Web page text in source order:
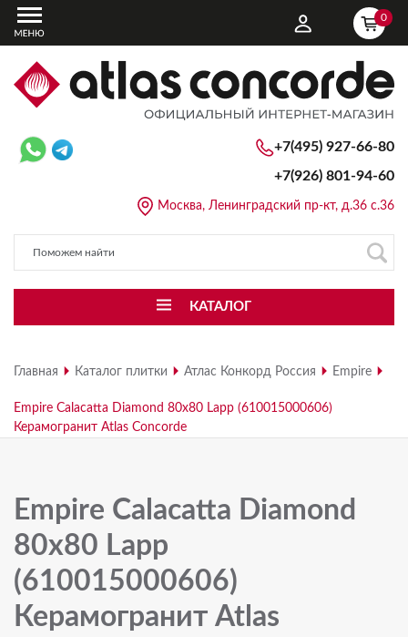
0
Москва, Ленинградский пр-кт, д.36 с.36
КАТАЛОГ
+7(495) 927-66-80
+7(926) 801-94-60
Главная Каталог плитки Атлас Конкорд Россия Empire
Empire Calacatta Diamond 80x80 Lapp (610015000606)
Керамогранит Atlas Concorde
Empire Calacatta Diamond
80x80 Lapp
(610015000606)
Керамогранит Atlas